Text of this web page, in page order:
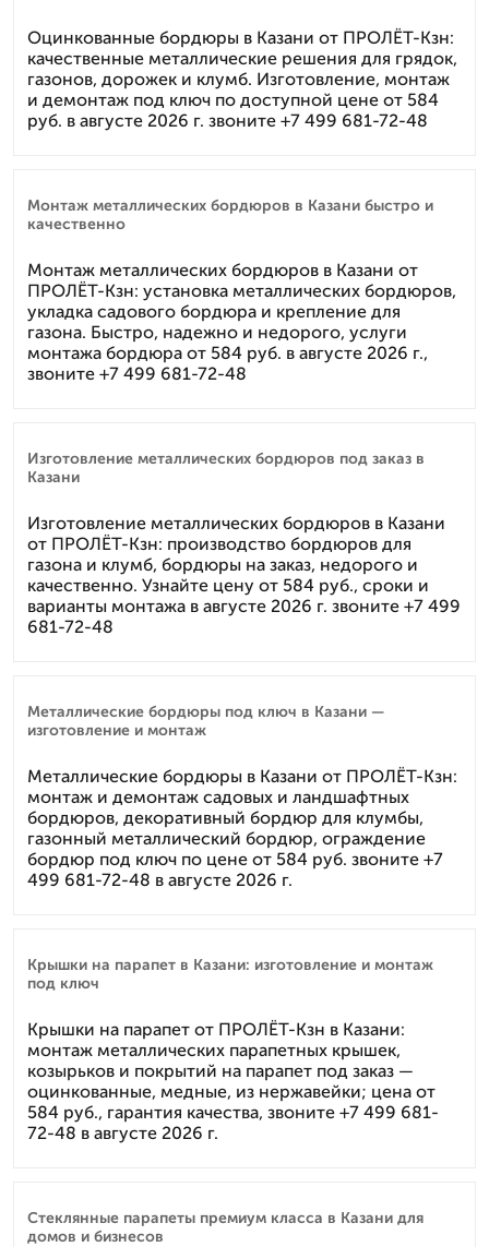
Оцинкованные бордюры в Казани от ПРОЛЁТ-Кзн:
качественные металлические решения для грядок,
газонов, дорожек и клумб. Изготовление, монтаж
и демонтаж под ключ по доступной цене от 584
руб. в августе 2026 г. звоните +7 499 681-72-48
Монтаж металлических бордюров в Казани быстро и
качественно
Монтаж металлических бордюров в Казани от
ПРОЛЁТ-Кзн: установка металлических бордюров,
укладка садового бордюра и крепление для
газона. Быстро, надежно и недорого, услуги
монтажа бордюра от 584 руб. в августе 2026 г.,
звоните +7 499 681-72-48
Изготовление металлических бордюров под заказ в
Казани
Изготовление металлических бордюров в Казани
от ПРОЛЁТ-Кзн: производство бордюров для
газона и клумб, бордюры на заказ, недорого и
качественно. Узнайте цену от 584 руб., сроки и
варианты монтажа в августе 2026 г. звоните +7 499
681-72-48
Металлические бордюры под ключ в Казани —
изготовление и монтаж
Металлические бордюры в Казани от ПРОЛЁТ-Кзн:
монтаж и демонтаж садовых и ландшафтных
бордюров, декоративный бордюр для клумбы,
газонный металлический бордюр, ограждение
бордюр под ключ по цене от 584 руб. звоните +7
499 681-72-48 в августе 2026 г.
Крышки на парапет в Казани: изготовление и монтаж
под ключ
Крышки на парапет от ПРОЛЁТ-Кзн в Казани:
монтаж металлических парапетных крышек,
козырьков и покрытий на парапет под заказ —
оцинкованные, медные, из нержавейки; цена от
584 руб., гарантия качества, звоните +7 499 681-
72-48 в августе 2026 г.
Стеклянные парапеты премиум класса в Казани для
домов и бизнесов